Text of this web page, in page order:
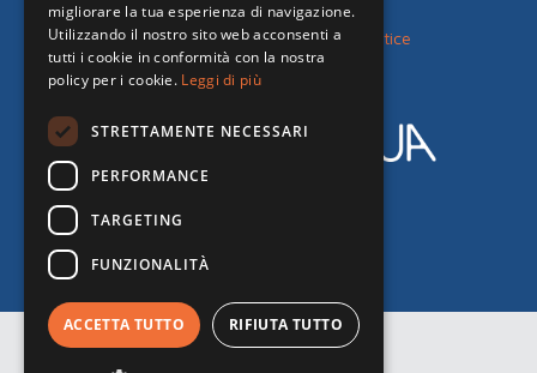
Cookies e Privacy Policy
Customer and supplier privacy notice
migliorare la tua esperienza di navigazione.
Utilizzando il nostro sito web acconsenti a
tutti i cookie in conformità con la nostra
policy per i cookie. Leggi di più
STRETTAMENTE NECESSARI
PERFORMANCE
TARGETING
FUNZIONALITÀ
ACCETTA TUTTO RIFIUTA TUTTO